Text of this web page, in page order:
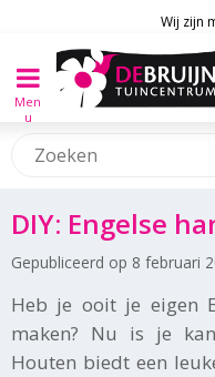
Men
u
Wij zijn
DIY: Engelse
Gepubliceerd op 8 februari
Heb je ooit je eigen
maken? Nu is je
Houten biedt een